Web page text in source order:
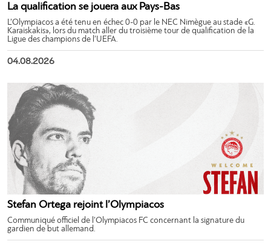
La qualification se jouera aux Pays-Bas
L’Olympiacos a été tenu en échec 0-0 par le NEC Nimègue au stade «G.
Karaiskakis», lors du match aller du troisième tour de qualification de la
Ligue des champions de l’UEFA.
04.08.2026
Stefan Ortega rejoint l’Olympiacos
Communiqué officiel de l’Olympiacos FC concernant la signature du
gardien de but allemand.